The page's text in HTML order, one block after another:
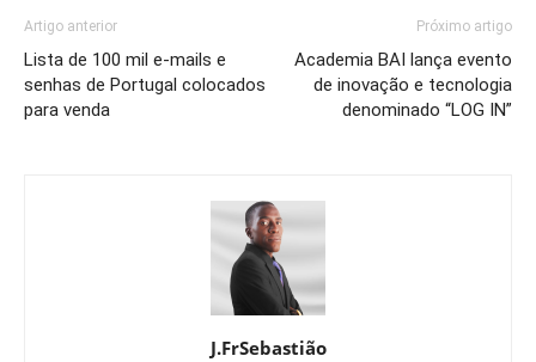
Artigo anterior
Lista de 100 mil e-mails e
senhas de Portugal colocados
para venda
Próximo artigo
Academia BAI lança evento
de inovação e tecnologia
denominado “LOG IN”
J.FrSebastião